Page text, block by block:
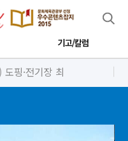
기고/칼럼
재료硏, 인(p) 도핑·전기장 최적화로 고성능 유연 근적외선 광센서 개발
검색